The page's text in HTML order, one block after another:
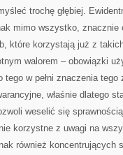
trochę głębiej.
mimo wszystko, znacznie
które korzystają już z
walorem – obowiązki
tego w pełni znaczenia
właśnie dlatego
weselić się
korzystne z uwagi na
również koncentrujących